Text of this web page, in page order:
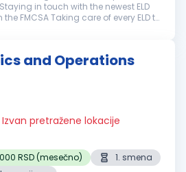
in touch with the newest ELD
FMCSA Taking care of every ELD to
and Operations
Izvan pretražene lokacije
RSD (mesečno)
1. smena